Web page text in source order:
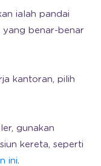
ialah pandai
yang benar-benar
kantoran, pilih
gunakan
kereta, seperti
ini.